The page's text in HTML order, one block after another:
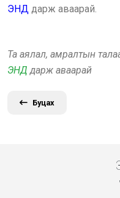
ЭНД дарж аваарай.
Та аялал, амралтын
ЭНД дарж аваарай
Буцах